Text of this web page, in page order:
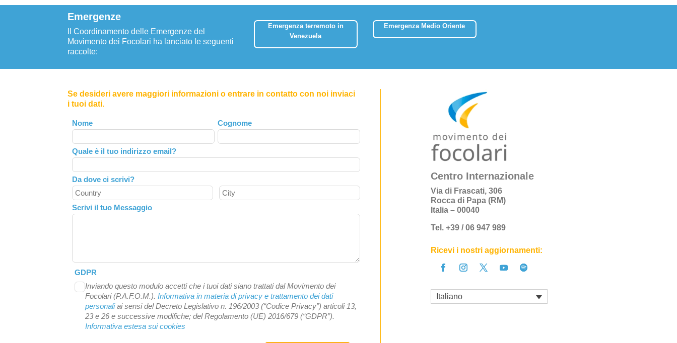
Emergenze
Il Coordinamento delle Emergenze del
Movimento dei Focolari ha lanciato le seguenti
raccolte:
Emergenza terremoto in
Venezuela
Emergenza Medio Oriente
Se desideri avere maggiori informazioni o entrare in contatto con noi inviaci
i tuoi dati.
Leave
this
field
blank
Nome Cognome
Quale è il tuo indirizzo email?
Da dove ci scrivi?
Scrivi il tuo Messaggio
GDPR
Inviando questo modulo accetti che i tuoi dati siano trattati dal Movimento dei
Focolari (P.A.F.O.M.).Informativa in materia di privacy e trattamento dei dati
personaliai sensi del Decreto Legislativo n. 196/2003 (“Codice Privacy”) articoli 13,
23 e 26 e successive modifiche; del Regolamento (UE) 2016/679 (“GDPR”).
Informativa estesa sui cookies
Centro Internazionale
Via di Frascati, 306
Rocca di Papa (RM)
Italia – 00040
Tel. +39 / 06 947 989
Ricevi i nostri aggiornamenti:
Italiano